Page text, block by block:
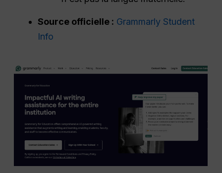
Source officielle : Grammarly Student
Info